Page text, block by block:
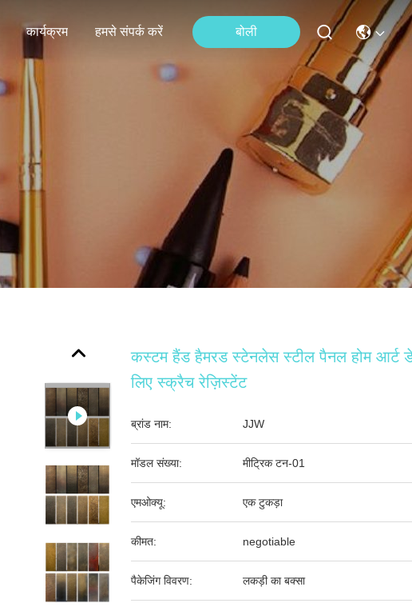
कार्यक्रम हमसे संपर्क करें बोली
कस्टम हैंड हैमरड स्टेनलेस स्टील पैनल होम आर्ट
लिए स्क्रैच रेज़िस्टेंट
ब्रांड नाम: JJW
मॉडल संख्या: मीट्रिक टन-01
एमओक्यू: एक टुकड़ा
कीमत: negotiable
पैकेजिंग विवरण: लकड़ी का बक्सा